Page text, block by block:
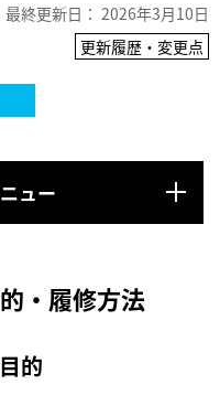
最終更新日： 2026年3月10日
更新履歴・変更点
ュー
・履修方法
的